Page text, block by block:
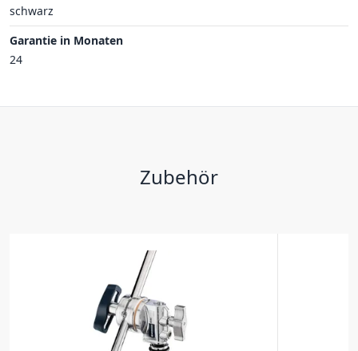
schwarz
Garantie in Monaten
24
Zubehör